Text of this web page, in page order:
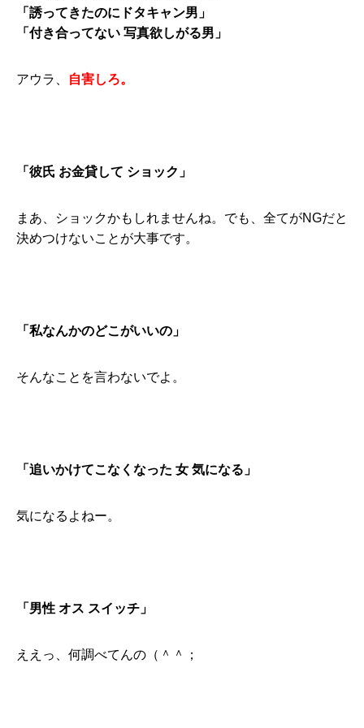
「誘ってきたのにドタキャン男」
「付き合ってない 写真欲しがる男」
アウラ、 自害しろ。
「彼氏 お金貸して ショック」
まあ、ショックかもしれませんね。でも、全てがNGだと
決めつけないことが大事です。
「私なんかのどこがいいの」
そんなことを言わないでよ。
「追いかけてこなくなった 女 気になる」
気になるよねー。
「男性 オス スイッチ」
ええっ、何調べてんの（＾＾；